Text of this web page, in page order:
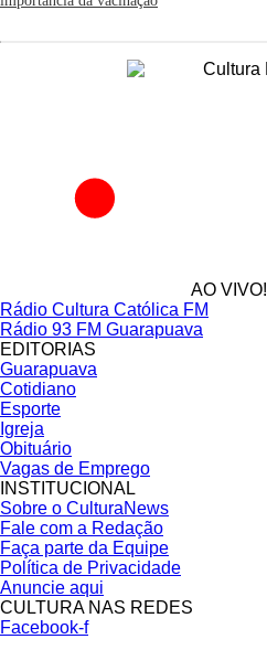
AO VIVO!
Rádio Cultura Católica FM
Rádio 93 FM Guarapuava
EDITORIAS
Guarapuava
Cotidiano
Esporte
Igreja
Obituário
Vagas de Emprego
INSTITUCIONAL
Sobre o CulturaNews
Fale com a Redação
Faça parte da Equipe
Política de Privacidade
Anuncie aqui
CULTURA NAS REDES
Facebook-f